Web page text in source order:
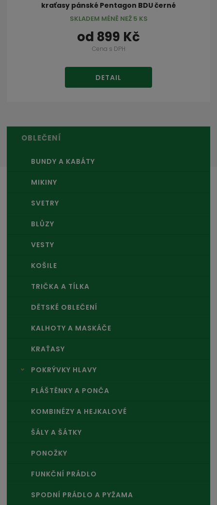
kraťasy pánské Pentagon BDU černé
od 899 Kč
Cena s DPH
DETAIL
SKLADEM MÉNĚ NEŽ 5 KS
OBLEČENÍ
BUNDY A KABÁTY
MIKINY
SVETRY
BLŮZY
VESTY
KOŠILE
TRIČKA A TÍLKA
DĚTSKÉ OBLEČENÍ
KALHOTY A MASKÁČE
KRAŤASY
POKRÝVKY HLAVY
PLÁŠTĚNKY A PONČA
KOMBINÉZY A HEJKALOVÉ
ŠÁLY A ŠÁTKY
PONOŽKY
FUNKČNÍ PRÁDLO
SPODNÍ PRÁDLO A PYŽAMA